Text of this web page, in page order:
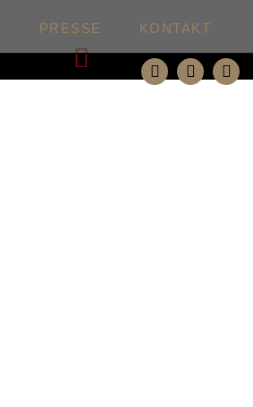
PRESSE KONTAKT
Weiter